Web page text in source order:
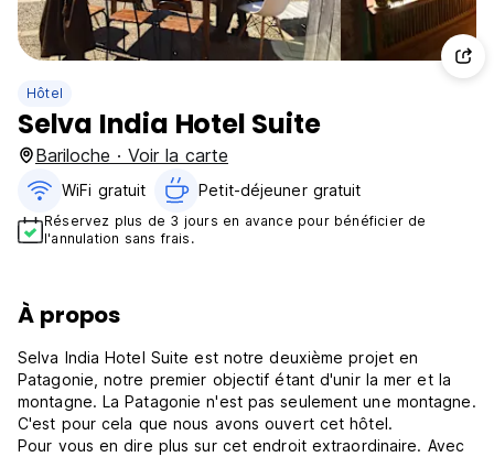
Hôtel
Selva India Hotel Suite
Bariloche · Voir la carte
WiFi gratuit Petit-déjeuner gratuit‎
Réservez plus de 3 jours en avance pour bénéficier de
l'annulation sans frais.
À propos
Selva India Hotel Suite est notre deuxième projet en
Patagonie, notre premier objectif étant d'unir la mer et la
montagne. La Patagonie n'est pas seulement une montagne.
C'est pour cela que nous avons ouvert cet hôtel.
Pour vous en dire plus sur cet endroit extraordinaire. Avec